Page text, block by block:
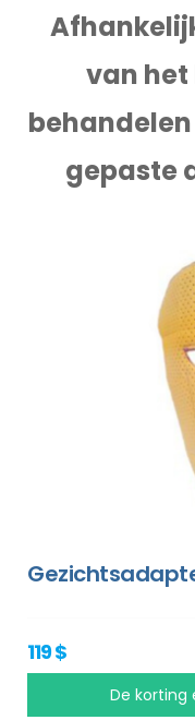
van
gepaste
119 $
De korting